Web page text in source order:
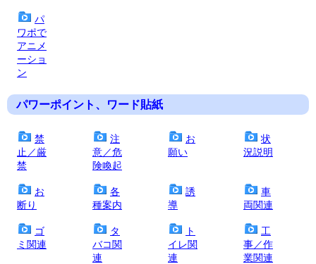
パ
ワポで
アニメ
ーショ
ン
パワーポイント、ワード貼紙
禁
止／厳
禁
注
意／危
険喚起
お
願い
状
況説明
お
断り
各
種案内
誘
導
車
両関連
ゴ
ミ関連
タ
バコ関
連
ト
イレ関
連
工
事／作
業関連